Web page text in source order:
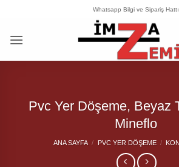
Whatsapp Bilgi ve Sipariş Hattı
Pvc Yer Döşeme, Beyaz
Mineflo
ANA SAYFA / PVC YER DÖŞEME /